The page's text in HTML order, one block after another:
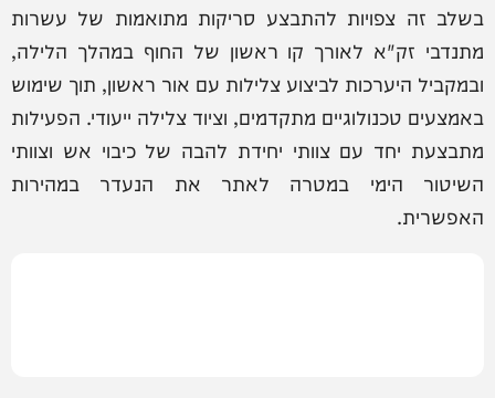
בשלב זה צפויות להתבצע סריקות מתואמות של עשרות
מתנדבי זק"א לאורך קו ראשון של החוף במהלך הלילה,
ובמקביל היערכות לביצוע צלילות עם אור ראשון, תוך שימוש
באמצעים טכנולוגיים מתקדמים, וציוד צלילה ייעודי. הפעילות
מתבצעת יחד עם צוותי יחידת להבה של כיבוי אש וצוותי
השיטור הימי במטרה לאתר את הנעדר במהירות
האפשרית.